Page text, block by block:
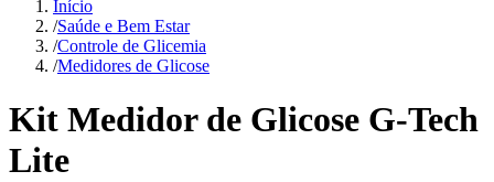
Início
/Saúde e Bem Estar
/Controle de Glicemia
/Medidores de Glicose
Kit Medidor de Glicose G-Tech
Lite